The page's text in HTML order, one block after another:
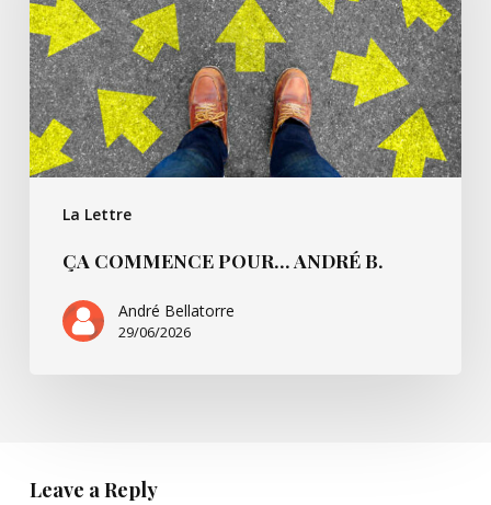
La Lettre
B.
ÇA COMMENCE POUR… ANDRÉ B.
André Bellatorre
29/06/2026
Leave a Reply